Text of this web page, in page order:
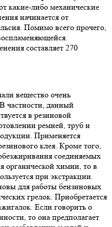
какие-либо механические
начинается от
Помимо всего прочего,
составляет 270
вещество очень
частности, данный
в резиновой
ремней, труб и
Применяется
клея. Кроме того,
соединяемых
органической химии, то в
при экстракции.
для работы бензиновых
грелок. Приобретается
Если говорить о
то она предполагает